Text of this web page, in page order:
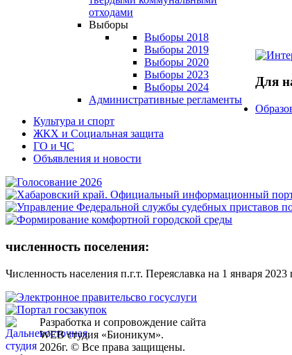
отходами
Выборы
Выборы 2018
Выборы 2019
Выборы 2020
Выборы 2023
Выборы 2024
Административные регламенты
Для
Культура и спорт
ЖКХ и Социальная защита
ГО и ЧС
Объявления и новости
численность поселения:
Численность населения п.г.т. Переяславка на 1 января 2023
Разработка и сопровождение сайта
WEB студия «Бионикум».
2026г. © Все права защищены.